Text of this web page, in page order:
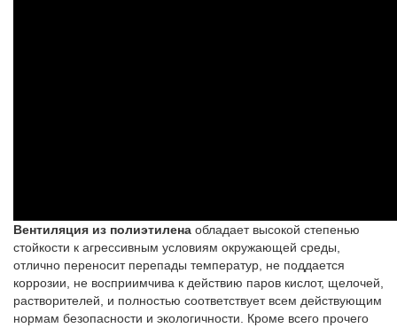
Вентиляция из полиэтилена обладает высокой степенью
стойкости к агрессивным условиям окружающей среды,
отлично переносит перепады температур, не поддается
коррозии, не восприимчива к действию паров кислот, щелочей,
растворителей, и полностью соответствует всем действующим
нормам безопасности и экологичности. Кроме всего прочего